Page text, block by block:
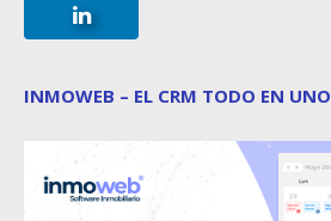
INMOWEB – EL CRM TODO EN UNO